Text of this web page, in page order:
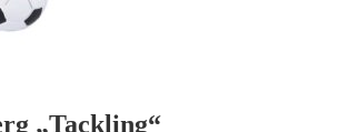
„Tackling“